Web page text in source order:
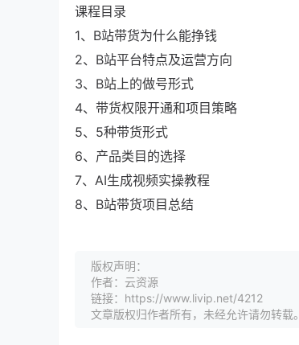
课程目录
1、B站带货为什么能挣钱
2、B站平台特点及运营方向
3、B站上的做号形式
4、带货权限开通和项目策略
5、5种带货形式
6、产品类目的选择
7、AI生成视频实操教程
8、B站带货项目总结
版权声明：
作者：云资源
链接：https://www.livip.net/4212
文章版权归作者所有，未经允许请勿转载。